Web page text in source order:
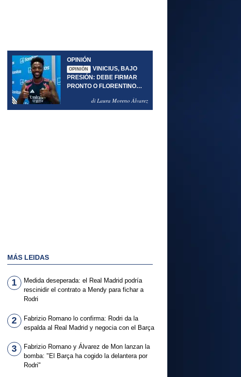
OPINIÓN
OPINIÓN
VINICIUS, BAJO
PRESIÓN: DEBE FIRMAR
PRONTO O FLORENTINO
di Laura Moreno Álvarez
MÁS LEIDAS
1
Medida deseperada: el Real Madrid podría
rescinidir el contrato a Mendy para fichar a
Rodri
2
Fabrizio Romano lo confirma: Rodri da la
espalda al Real Madrid y negocia con el Barça
3
Fabrizio Romano y Álvarez de Mon lanzan la
bomba: "El Barça ha cogido la delantera por
Rodri"